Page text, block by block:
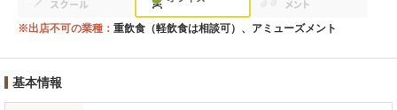
※出店不可の業種： 重飲食（軽飲食は相談可）、アミューズメント
基本情報